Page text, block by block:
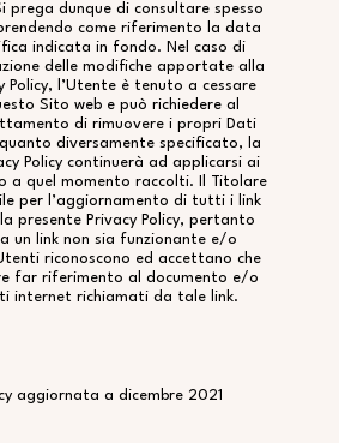
prega dunque di consultare spesso
come riferimento la data
indicata in fondo. Nel caso di
delle modifiche apportate alla
Policy, l’Utente è tenuto a cessare
Sito web e può richiedere al
di rimuovere i propri Dati
diversamente specificato, la
Policy continuerà ad applicarsi ai
a quel momento raccolti. Il Titolare
per l’aggiornamento di tutti i link
presente Privacy Policy, pertanto
un link non sia funzionante e/o
riconoscono ed accettano che
far riferimento al documento e/o
internet richiamati da tale link.
aggiornata a dicembre 2021